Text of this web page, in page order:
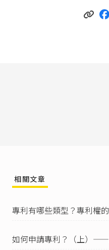
二、專利之舉發事項
具備律師或專利代
師法第21條
業務者，共有專利
立前所存在的舊制
代，僅允許原先已
相關文章
專利有哪些類型？專利權
如何申請專利？（上）——